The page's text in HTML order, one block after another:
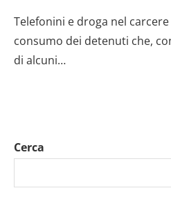
Telefonini e droga nel
consumo dei detenuti che,
di alcuni…
Cerca